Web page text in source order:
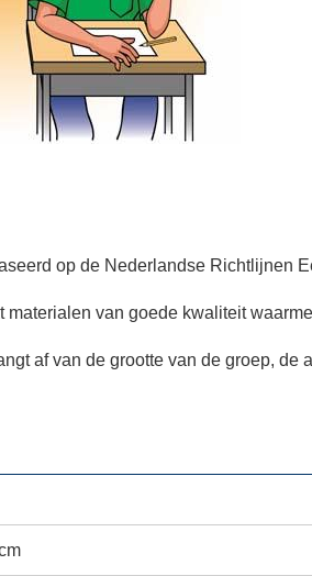
op de Nederlandse Richtlijnen
materialen van goede kwaliteit
af van de grootte van de groep, de